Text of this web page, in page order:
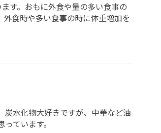
す。おもに外食や量の多い食事の
食時や多い食事の時に体重増加を
水化物大好きですが、中華など油
ています。